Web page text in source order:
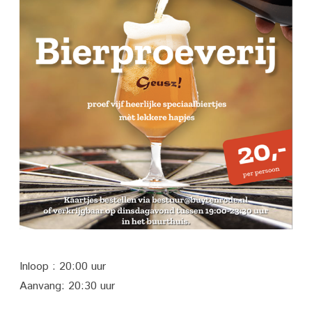
Inloop : 20:00 uur
Aanvang: 20:30 uur